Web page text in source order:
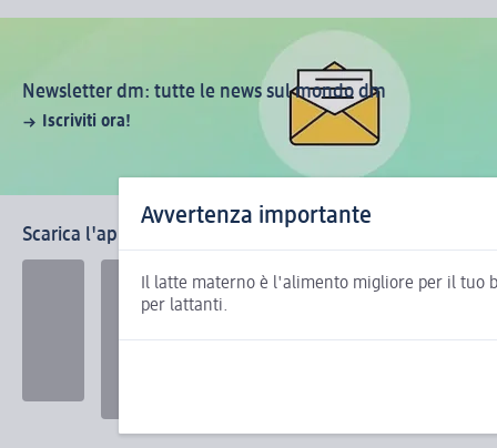
Avvertenza importante
Il latte materno è l'alimento migliore per il tuo
per lattanti.
Newsletter dm: tutte le news sul mondo dm
Iscriviti ora!
Scarica l'app la mia dm